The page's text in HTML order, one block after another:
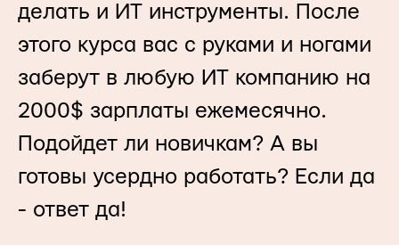
делать и ИТ инструменты. После
этого курса вас с руками и ногами
заберут в любую ИТ компанию на
2000$ зарплаты ежемесячно.
Подойдет ли новичкам? А вы
готовы усердно работать? Если да
- ответ да!